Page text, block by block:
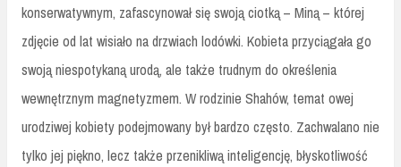
konserwatywnym, zafascynował się swoją ciotką – Miną – której
zdjęcie od lat wisiało na drzwiach lodówki. Kobieta przyciągała go
swoją niespotykaną urodą, ale także trudnym do określenia
wewnętrznym magnetyzmem. W rodzinie Shahów, temat owej
urodziwej kobiety podejmowany był bardzo często. Zachwalano nie
tylko jej piękno, lecz także przenikliwą inteligencję, błyskotliwość